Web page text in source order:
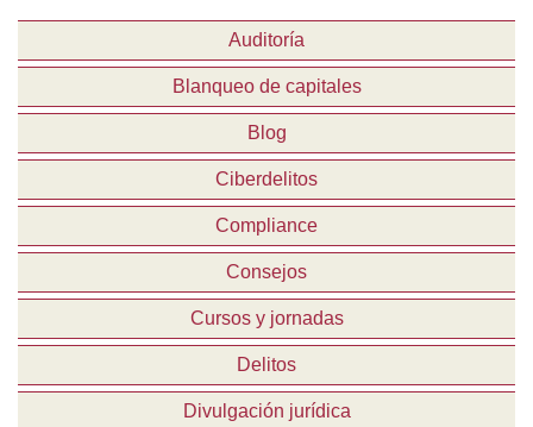
Auditoría
Blanqueo de capitales
Blog
Ciberdelitos
Compliance
Consejos
Cursos y jornadas
Delitos
Divulgación jurídica